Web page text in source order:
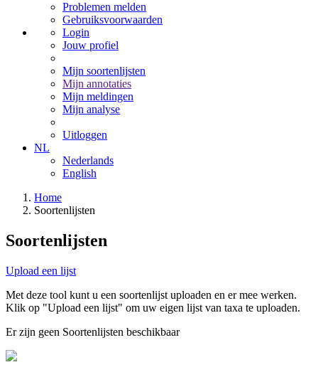
Problemen melden
Gebruiksvoorwaarden
Login
Jouw profiel
Mijn soortenlijsten
Mijn annotaties
Mijn meldingen
Mijn analyse
Uitloggen
NL
Nederlands
English
Home
Soortenlijsten
Soortenlijsten
Upload een lijst
Met deze tool kunt u een soortenlijst uploaden en er mee werken.
Klik op "Upload een lijst" om uw eigen lijst van taxa te uploaden.
Er zijn geen Soortenlijsten beschikbaar